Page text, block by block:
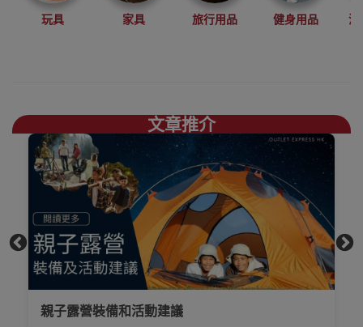
結合自然環保，
上網睇人評價不
如自己到陳列室
觸摸下更知自己
心，歡迎到香港
觀塘陳列室門市
選購
買滿$1000免費送
新界、旺角都
得，睇岩心水就
玩具 家具 旅行用品 健身用品
沙
文章推介
親子露營裝備和活動建議